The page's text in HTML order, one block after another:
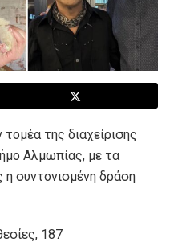
της διαχείρισης
Αλμωπίας, με τα
η συντονισμένη δράση
187